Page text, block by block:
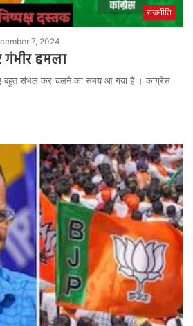
राजनीति
7, 2024
गंभीर हमला
बहुत संभल कर चलने का समय आ गया है । कांग्रेस